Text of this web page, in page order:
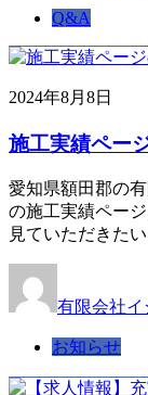
Q&A
2024年8月8日
施工実績ペー
愛知県額田郡の
の施工実績ペー
見ていただきた
有限会社
お知らせ